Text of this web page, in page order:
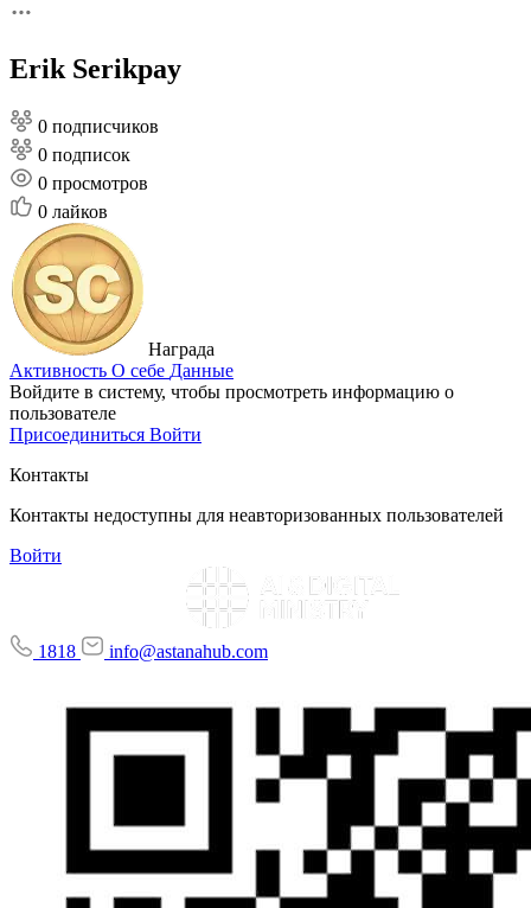
Erik Serikpay
0 подписчиков
0 подписок
0 просмотров
0 лайков
Награда
Активность О себе Данные
Войдите в систему, чтобы просмотреть информацию о
пользователе
Присоединиться Войти
Контакты
Контакты недоступны для неавторизованных пользователей
Войти
1818 info@astanahub.com